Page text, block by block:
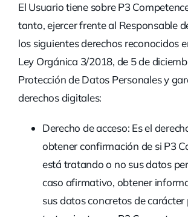
El Usuario tiene sobre P3
tanto, ejercer frente al Responsable
los siguientes derechos reconocidos
Ley Orgánica 3/2018, de 5 de
Protección de Datos Personales y
derechos digitales:
Derecho de acceso: Es el
obtener confirmación de si P3
está tratando o no sus datos
caso afirmativo, obtener
sus datos concretos de carácter